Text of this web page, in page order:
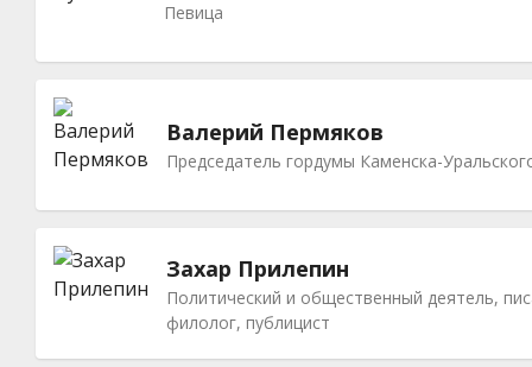
Певица
Валерий Пермяков
Председатель гордумы Каменска-
Захар Прилепин
Политический и общественный деятель,
филолог, публицист